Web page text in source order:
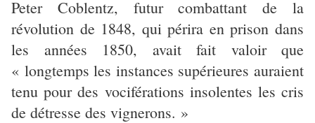
Peter Coblentz, futur combattant de la
révolution de 1848, qui périra en prison dans
les années 1850, avait fait valoir que
« longtemps les instances supérieures auraient
tenu pour des vociférations insolentes les cris
de détresse des vignerons. »